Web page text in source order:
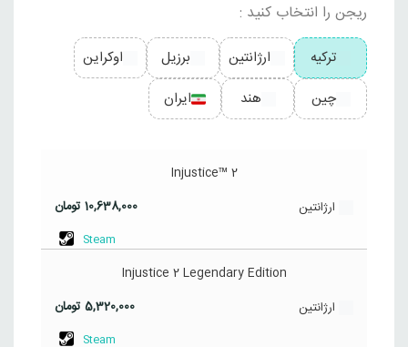
ریجن را انتخاب کنید :
ترکیه ارژانتین برزیل
اوکراین
چین
هند ایران
ارژانتین
Injustice™ 2
10,638,000تومان
Steam
ارژانتین
Injustice 2 Legendary Edition
5,320,000تومان
Steam